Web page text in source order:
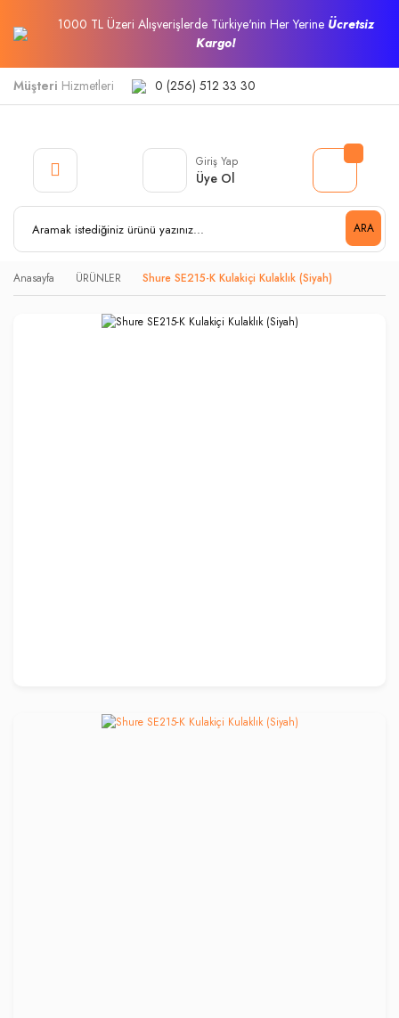
1000 TL Üzeri Alışverişlerde Türkiye'nin Her Yerine Ücretsiz
Kargo!
Müşteri Hizmetleri 0 (256) 512 33 30
ARA
Giriş Yap
Üye Ol
Anasayfa ÜRÜNLER Shure SE215-K Kulakiçi Kulaklık (Siyah)